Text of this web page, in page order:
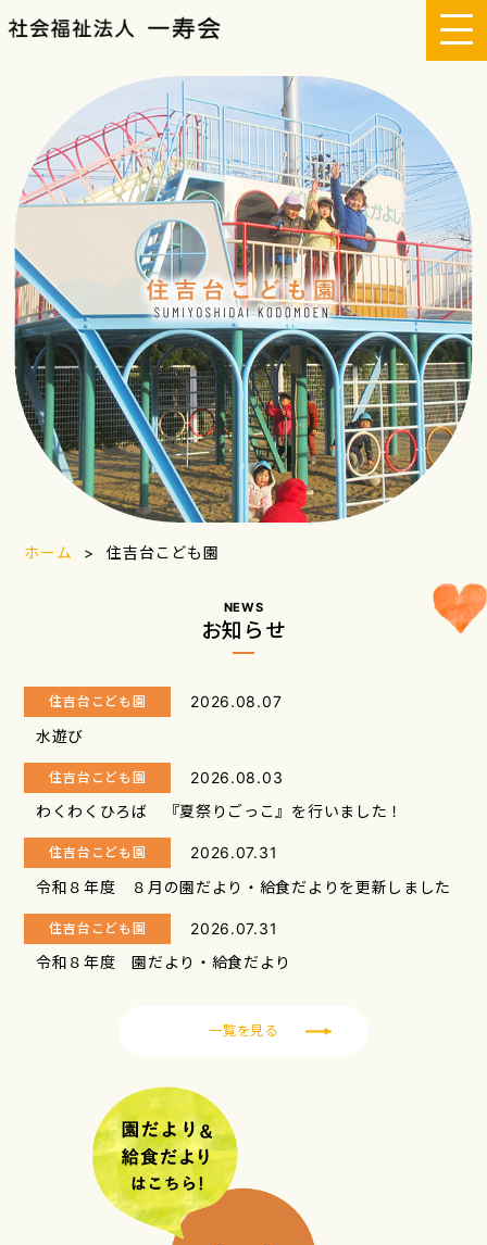
ホーム 住吉台こども園
NEWS
お知らせ
住吉台こども園
2026.08.07
水遊び
住吉台こども園
2026.08.03
わくわくひろば 『夏祭りごっこ』を行いました！
住吉台こども園
2026.07.31
令和８年度 ８月の園だより・給食だよりを更新しました
住吉台こども園
2026.07.31
令和８年度 園だより・給食だより
一覧を見る